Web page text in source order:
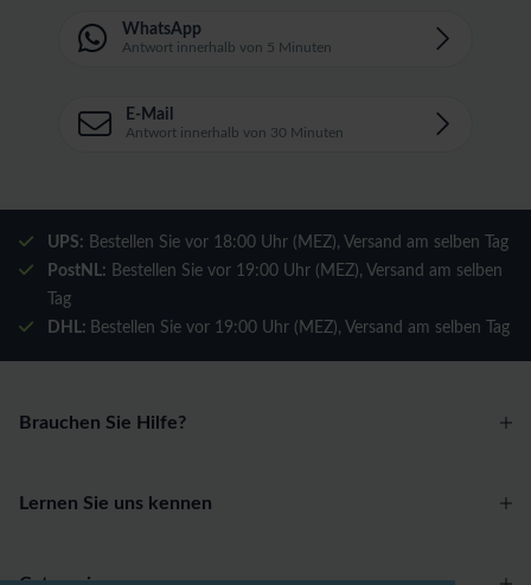
WhatsApp
Antwort innerhalb von 5 Minuten
E-Mail
Antwort innerhalb von 30 Minuten
UPS: Bestellen Sie vor 18:00 Uhr (MEZ), Versand am selben Tag
PostNL: Bestellen Sie vor 19:00 Uhr (MEZ), Versand am selben
Tag
DHL: Bestellen Sie vor 19:00 Uhr (MEZ), Versand am selben Tag
Brauchen Sie Hilfe?
Lernen Sie uns kennen